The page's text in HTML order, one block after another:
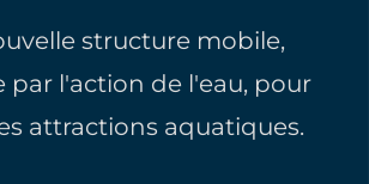
structure mobile,
par l'action de l'eau, pour
attractions aquatiques.